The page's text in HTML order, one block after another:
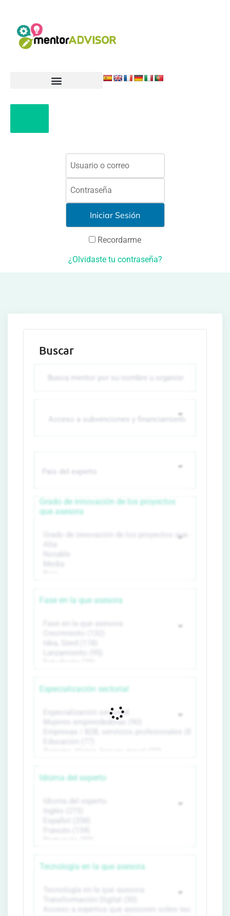
Recordarme
¿Olvidaste tu contraseña?
Buscar
Grado de innovación de los proyectos
que asesora
Fase en la que asesora
Especialización sectorial
Idioma del experto
Tecnología en la que asesora